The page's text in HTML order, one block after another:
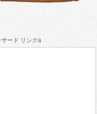
サード リンクa